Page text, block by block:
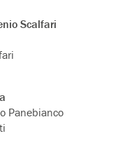
Scalfari
Panebianco